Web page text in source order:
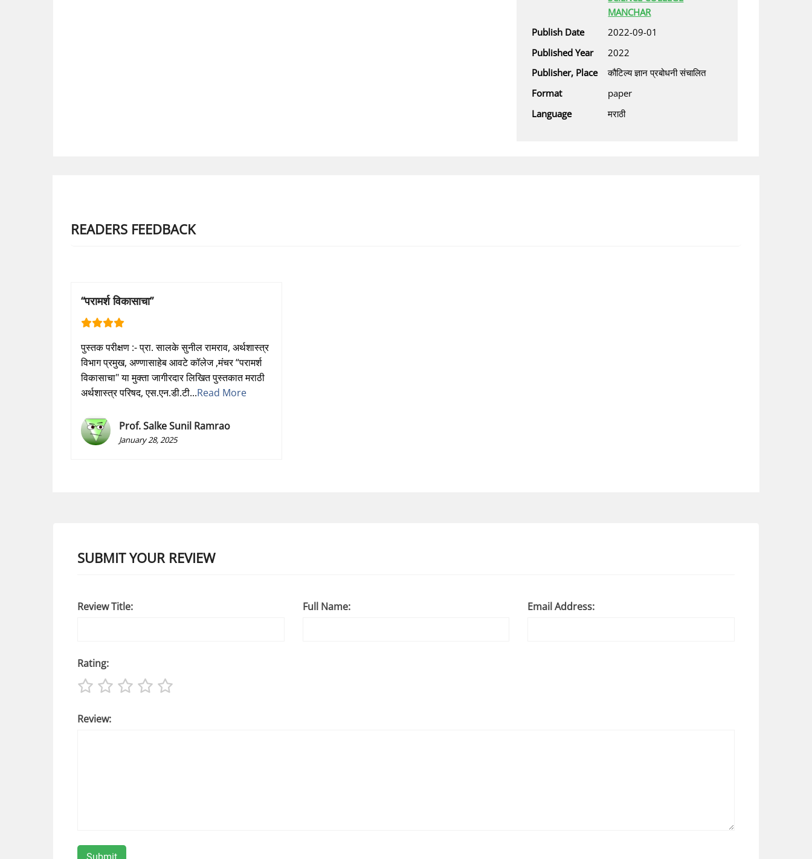
MANCHAR
Publish Date
2022-09-01
Published Year
2022
Publisher, Place
कौटिल्य ज्ञान प्रबोधनी संचालित
Format
paper
Language
मराठी
READERS FEEDBACK
“परामर्श विकासाचा”
पुस्तक परीक्षण :- प्रा. सालके सुनील रामराव, अर्थशास्त्र
विभाग प्रमुख, अण्णासाहेब आवटे कॉलेज ,मंचर “परामर्श
विकासाचा" या मुक्ता जागीरदार लिखित पुस्तकात मराठी
अर्थशास्त्र परिषद, एस.एन.डी.टी...Read More
Prof. Salke Sunil Ramrao
January 28, 2025
SUBMIT YOUR REVIEW
Review Title: Full Name: Email Address:
Rating:
Review: